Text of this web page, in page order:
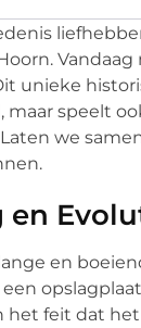
unieke
maar speelt
Laten we
en
en
het feit dat